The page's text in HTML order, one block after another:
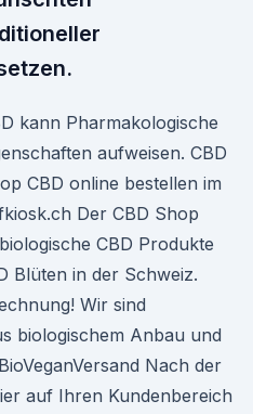
kann Pharmakologische
aufweisen. CBD
CBD online bestellen im
Der CBD Shop
CBD Produkte
Blüten in der Schweiz.
Wir sind
biologischem Anbau und
Nach der
auf Ihren Kundenbereich